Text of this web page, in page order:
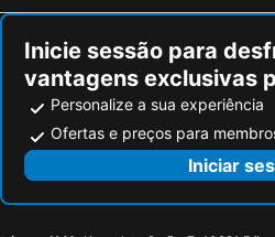
Inicie sessão para
vantagens exclusivas
Personalize a sua experiência
Ofertas e preços para
Iniciar